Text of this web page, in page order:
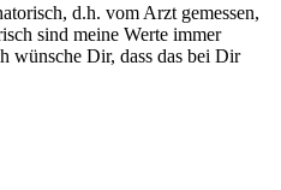
d.h. vom Arzt gemessen,
sind meine Werte immer
wünsche Dir, dass das bei Dir